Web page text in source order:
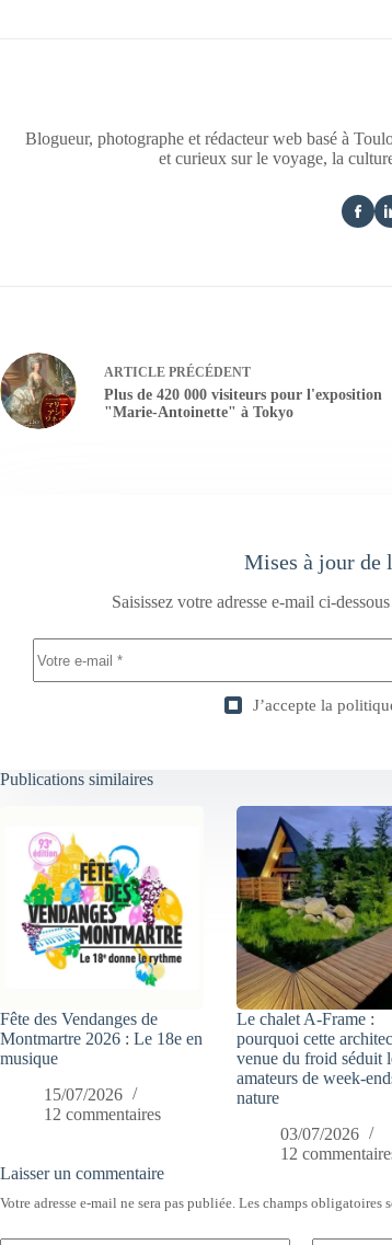
Blogueur, photographe et rédacteur web basé à
et curieux sur le voyage, la
ARTICLE PRÉCÉDENT
Plus de 420 000 visiteurs pour l'exposition
"Marie-Antoinette" à Tokyo
Mises à jour de
Saisissez votre adresse e-mail ci-
J’accepte la
Publications similaires
Fête des Vendanges de
Montmartre 2026 : Le 18e en
musique
15/07/2026
12 commentaires
Le chalet A-Frame :
pourquoi cette
venue du froid séduit
amateurs de week-
nature
03/07/2026
12
Laisser un commentaire
Votre adresse e-mail ne sera pas publiée. Les champs obligatoires